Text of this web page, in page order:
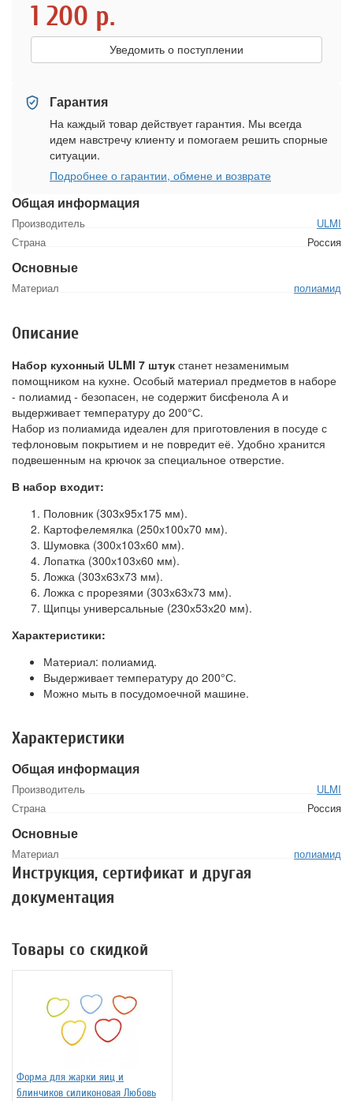
Общая информация
Производитель
ULMI
Страна
Россия
Основные
Материал полиамид
1 200 р.
Уведомить о поступлении
Гарантия
На каждый товар действует гарантия. Мы всегда
идем навстречу клиенту и помогаем решить спорные
ситуации.
Подробнее о гарантии, обмене и возврате
Описание
Набор кухонный ULMI 7 штук станет незаменимым
помощником на кухне. Особый материал предметов в наборе
- полиамид - безопасен, не содержит бисфенола А и
выдерживает температуру до 200°С.
Набор из полиамида идеален для приготовления в посуде с
тефлоновым покрытием и не повредит её. Удобно хранится
подвешенным на крючок за специальное отверстие.
В набор входит:
Половник (303х95х175 мм).
Картофелемялка (250х100х70 мм).
Шумовка (300х103х60 мм).
Лопатка (300х103х60 мм).
Ложка (303х63х73 мм).
Ложка с прорезями (303х63х73 мм).
Щипцы универсальные (230х53х20 мм).
Характеристики:
Материал: полиамид.
Выдерживает температуру до 200°С.
Можно мыть в посудомоечной машине.
Характеристики
Общая информация
Производитель
ULMI
Страна
Россия
Основные
Материал полиамид
Инструкция, сертификат и другая
документация
Товары со скидкой
Форма для жарки яиц и
блинчиков силиконовая Любовь